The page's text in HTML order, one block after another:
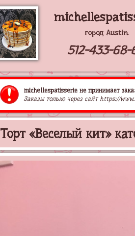
город Austin
512-433-68-
michellespatisserie не принимает
Заказы только через сайт https://
Торт «Веселый кит»